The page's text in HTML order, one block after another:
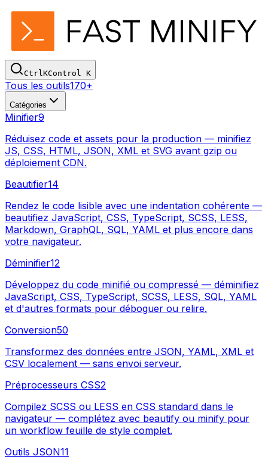
CtrlKControl K
Tous les outils170+
Catégories
Minifier9
Réduisez code et assets pour la production — minifiez
JS, CSS, HTML, JSON, XML et SVG avant gzip ou
déploiement CDN.
Beautifier14
Rendez le code lisible avec une indentation cohérente —
beautifiez JavaScript, CSS, TypeScript, SCSS, LESS,
Markdown, GraphQL, SQL, YAML et plus encore dans
votre navigateur.
Déminifier12
Développez du code minifié ou compressé — déminifiez
JavaScript, CSS, TypeScript, SCSS, LESS, SQL, YAML
et d'autres formats pour déboguer ou relire.
Conversion50
Transformez des données entre JSON, YAML, XML et
CSV localement — sans envoi serveur.
Préprocesseurs CSS2
Compilez SCSS ou LESS en CSS standard dans le
navigateur — complétez avec beautify ou minify pour
un workflow feuille de style complet.
Outils JSON11